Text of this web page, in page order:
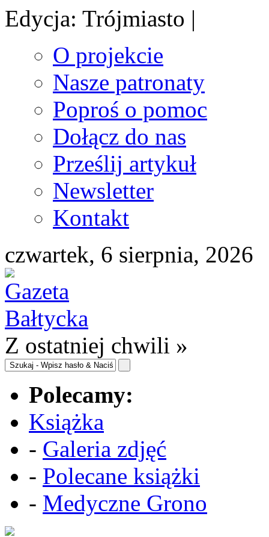
Edycja: Trójmiasto |
O projekcie
Nasze patronaty
Poproś o pomoc
Dołącz do nas
Prześlij artykuł
Newsletter
Kontakt
czwartek, 6 sierpnia, 2026
Z ostatniej chwili »
Polecamy:
Książka
- Galeria zdjęć
- Polecane książki
- Medyczne Grono